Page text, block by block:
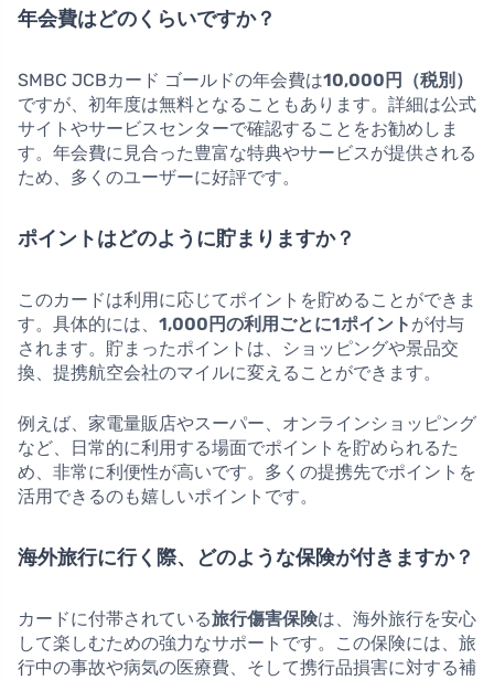
年会費はどのくらいですか？
SMBC JCBカード ゴールドの年会費は10,000円（税別）
ですが、初年度は無料となることもあります。詳細は公式
サイトやサービスセンターで確認することをお勧めしま
す。年会費に見合った豊富な特典やサービスが提供される
ため、多くのユーザーに好評です。
ポイントはどのように貯まりますか？
このカードは利用に応じてポイントを貯めることができま
す。具体的には、 1,000円の利用ごとに1ポイント が付与
されます。貯まったポイントは、ショッピングや景品交
換、提携航空会社のマイルに変えることができます。
例えば、家電量販店やスーパー、オンラインショッピング
など、日常的に利用する場面でポイントを貯められるた
め、非常に利便性が高いです。多くの提携先でポイントを
活用できるのも嬉しいポイントです。
海外旅行に行く際、どのような保険が付きますか？
カードに付帯されている旅行傷害保険は、海外旅行を安心
して楽しむための強力なサポートです。この保険には、旅
行中の事故や病気の医療費、そして携行品損害に対する補